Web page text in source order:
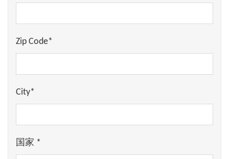
Zip Code*
City*
国家 *